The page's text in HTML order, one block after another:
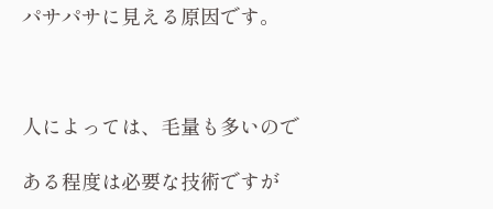
パサパサに見える原因です。
人によっては、毛量も多いので
ある程度は必要な技術ですが